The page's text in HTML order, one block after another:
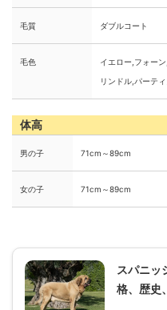
毛質 ダブルコート
毛色
イエロー,フォー
リンドル,パーテ
体高
男の子 71cm～89cm
女の子 71cm～89cm
スパニッ
格、歴史